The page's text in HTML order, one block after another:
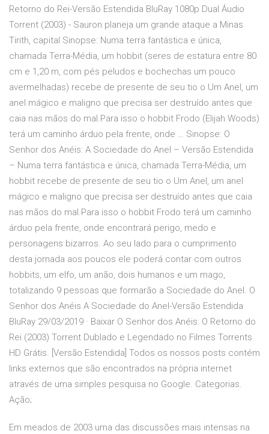
Retorno do Rei-Versão Estendida BluRay 1080p Dual Áudio
Torrent (2003) - Sauron planeja um grande ataque a Minas
Tirith, capital Sinopse: Numa terra fantástica e única,
chamada Terra-Média, um hobbit (seres de estatura entre 80
cm e 1,20 m, com pés peludos e bochechas um pouco
avermelhadas) recebe de presente de seu tio o Um Anel, um
anel mágico e maligno que precisa ser destruído antes que
caia nas mãos do mal.Para isso o hobbit Frodo (Elijah Woods)
terá um caminho árduo pela frente, onde … Sinopse: O
Senhor dos Anéis: A Sociedade do Anel – Versão Estendida
– Numa terra fantástica e única, chamada Terra-Média, um
hobbit recebe de presente de seu tio o Um Anel, um anel
mágico e maligno que precisa ser destruído antes que caia
nas mãos do mal.Para isso o hobbit Frodo terá um caminho
árduo pela frente, onde encontrará perigo, medo e
personagens bizarros. Ao seu lado para o cumprimento
desta jornada aos poucos ele poderá contar com outros
hobbits, um elfo, um anão, dois humanos e um mago,
totalizando 9 pessoas que formarão a Sociedade do Anel. O
Senhor dos Anéis A Sociedade do Anel-Versão Estendida
BluRay 29/03/2019 · Baixar O Senhor dos Anéis: O Retorno do
Rei (2003) Torrent Dublado e Legendado no Filmes Torrents
HD Grátis. [Versão Estendida] Todos os nossos posts contém
links externos que são encontrados na própria internet
através de uma simples pesquisa no Google. Categorias.
Ação;
Em meados de 2003 uma das discussões mais intensas na